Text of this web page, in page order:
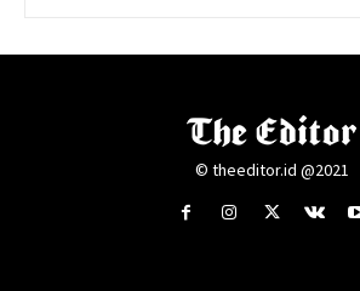
© theeditor.id @2021